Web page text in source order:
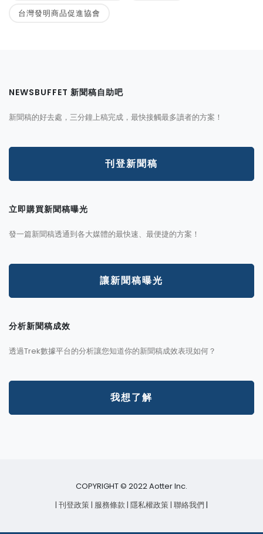
台灣發明商品促進協會
NEWSBUFFET 新聞稿自助吧
新聞稿的好去處，三分鐘上稿完成，最快接觸最多讀者的方案！
刊登新聞稿
立即購買新聞稿曝光
發一篇新聞稿透通到各大媒體的最快速、最便捷的方案！
讓新聞稿曝光
分析新聞稿成效
透過Trek數據平台的分析讓您知道你的新聞稿成效表現如何？
我想了解
COPYRIGHT © 2022 Aotter Inc.
| 刊登政策| 服務條款| 隱私權政策| 聯絡我們 |